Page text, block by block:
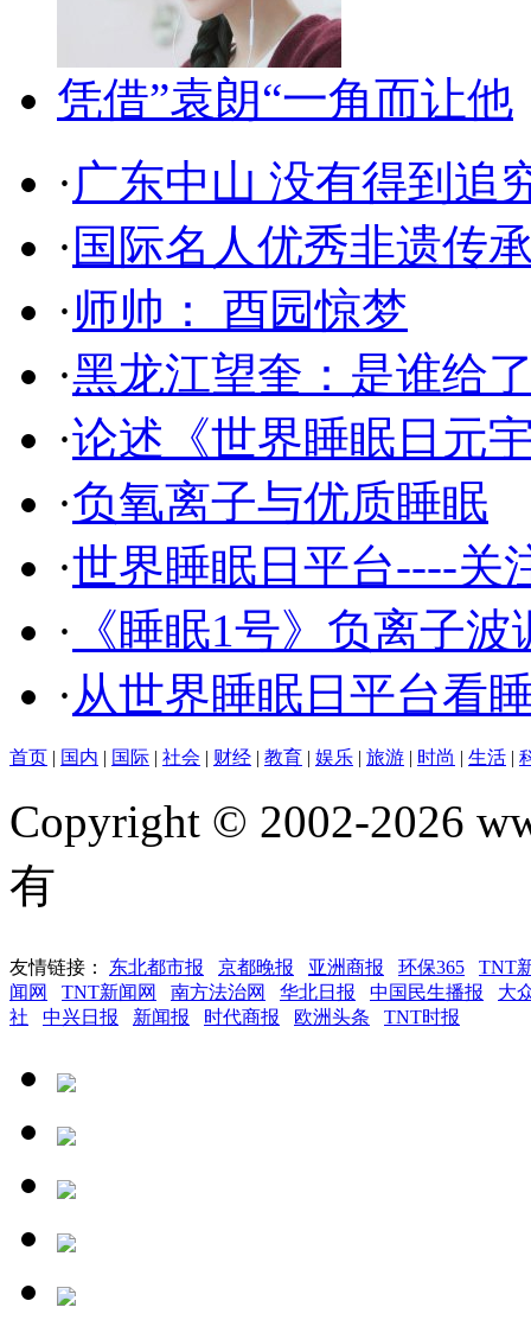
凭借”袁朗“一角而让他
·广东中山 没有得到追
· 国际名人优秀非遗传
·师帅： 酉园惊梦
·黑龙江望奎：是谁给
·论述《世界睡眠日元
·负氧离子与优质睡眠
·世界睡眠日平台----关
· 《睡眠1号》负离子波
·从世界睡眠日平台看
首页 | 国内 | 国际 | 社会 | 财经 | 教育 | 娱乐 | 旅游 | 时尚 | 生活 |
Copyright © 2002-2026
有
友情链接： 东北都市报 京都晚报 亚洲商报 环保365
TNT
闻网
TNT新闻网 南方法治网 华北日报 中国民生播报
大
社
中兴日报 新闻报 时代商报 欧洲头条 TNT时报